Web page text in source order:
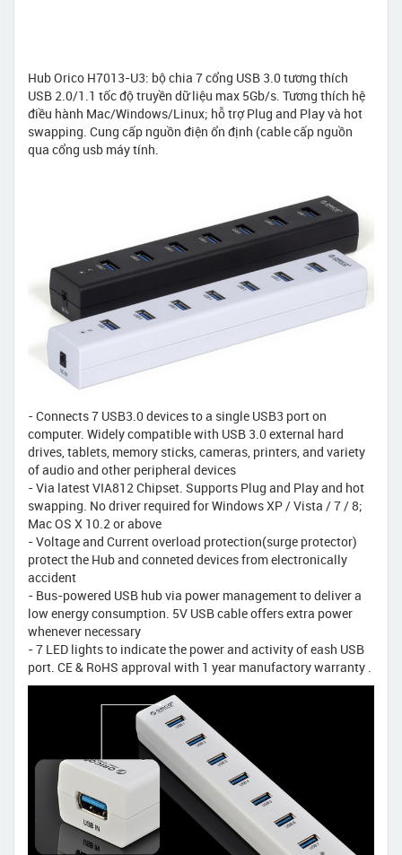
Hub Orico H7013-U3: bộ chia 7 cổng USB 3.0 tương thích
USB 2.0/1.1 tốc độ truyền dữ liệu max 5Gb/s. Tương thích hệ
điều hành Mac/Windows/Linux; hỗ trợ Plug and Play và hot
swapping. Cung cấp nguồn điện ổn định (cable cấp nguồn
qua cổng usb máy tính.
- Connects 7 USB3.0 devices to a single USB3 port on
computer. Widely compatible with USB 3.0 external hard
drives, tablets, memory sticks, cameras, printers, and variety
of audio and other peripheral devices
- Via latest VIA812 Chipset. Supports Plug and Play and hot
swapping. No driver required for Windows XP / Vista / 7 / 8;
Mac OS X 10.2 or above
- Voltage and Current overload protection(surge protector)
protect the Hub and conneted devices from electronically
accident
- Bus-powered USB hub via power management to deliver a
low energy consumption. 5V USB cable offers extra power
whenever necessary
- 7 LED lights to indicate the power and activity of eash USB
port. CE & RoHS approval with 1 year manufactory warranty .